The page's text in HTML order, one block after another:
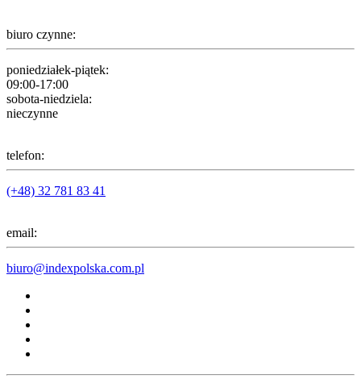
biuro czynne:
poniedziałek-piątek:
09:00-17:00
sobota-niedziela:
nieczynne
telefon:
(+48) 32 781 83 41
email:
biuro@indexpolska.com.pl